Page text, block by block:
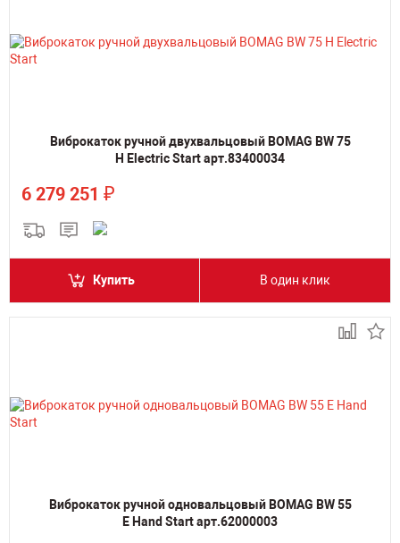
Виброкаток ручной двухвальцовый BOMAG BW 75
H Electric Start арт.83400034
6 279 251 ₽
Купить В один клик
Виброкаток ручной одновальцовый BOMAG BW 55
E Hand Start арт.62000003